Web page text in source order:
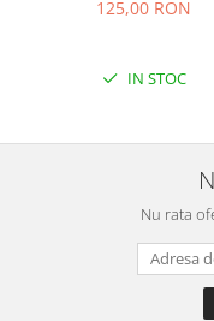
125,00 RON
IN STOC
Nu rata